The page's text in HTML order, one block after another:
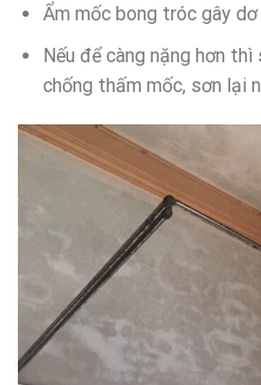
Ẩm mốc bong tróc gây
Nếu để càng nặng hơn
chống thấm mốc, sơn lại